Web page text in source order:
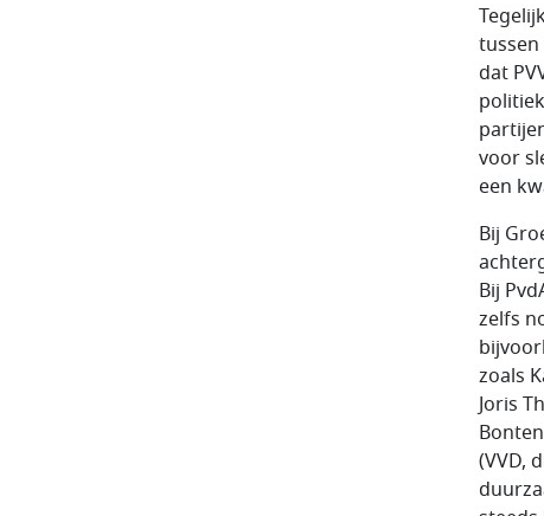
dat
voor
een
Bij
Bij
zelfs
zoals
Joris
(VVD,